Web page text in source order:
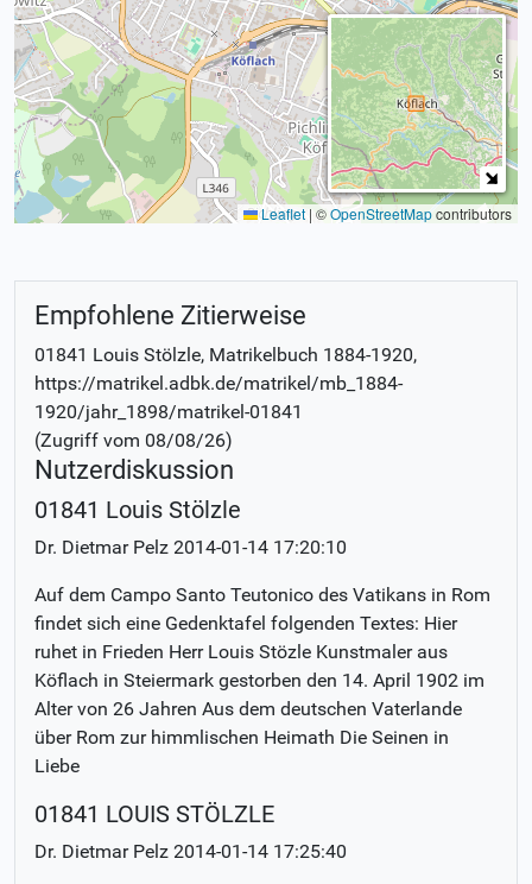
Leaflet | ©OpenStreetMapcontributors
Empfohlene Zitierweise
01841 Louis Stölzle, Matrikelbuch 1884-1920,
https://matrikel.adbk.de/matrikel/mb_1884-
1920/jahr_1898/matrikel-01841
(Zugriff vom 08/08/26)
Nutzerdiskussion
01841 Louis Stölzle
Dr. Dietmar Pelz 2014-01-14 17:20:10
Auf dem Campo Santo Teutonico des Vatikans in Rom
findet sich eine Gedenktafel folgenden Textes: Hier
ruhet in Frieden Herr Louis Stözle Kunstmaler aus
Köflach in Steiermark gestorben den 14. April 1902 im
Alter von 26 Jahren Aus dem deutschen Vaterlande
über Rom zur himmlischen Heimath Die Seinen in
Liebe
01841 LOUIS STÖLZLE
Dr. Dietmar Pelz 2014-01-14 17:25:40